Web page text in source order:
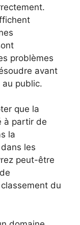
problèmes
avant
public.
que la
à partir de
la
les
peut-être
du